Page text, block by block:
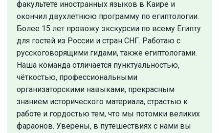
факультете иностранных языков в Каире и
окончил двухлетнюю программу по египтологии.
Более 15 лет провожу экскурсии по всему Египту
для гостей из России и стран СНГ. Работаю с
русскоговорящими гидами, также египтологами.
Наша команда отличается пунктуальностью,
чёткостью, профессиональными
организаторскими навыками, прекрасным
знанием исторического материала, страстью к
работе и гордостью тем, что мы потомки великих
фараонов. Уверены, в путешествиях с нами вы